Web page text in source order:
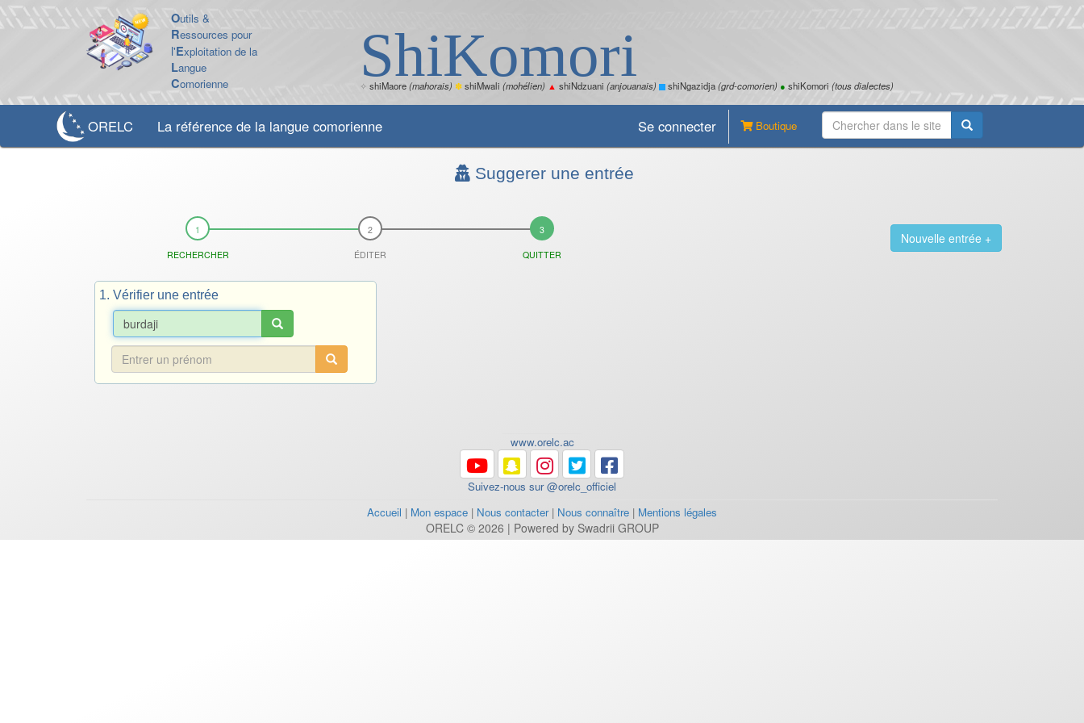
Outils &
Ressources pour
l'Exploitation de la
Langue
Comorienne ShiKomori
✧ shiMaore(mahorais) ✽shiMwali (mohélien) ▲ shiNdzuani (anjouanais) shiNgazidja(grd-comorien) ● shiKomori (tous dialectes)
ORELC La référence de la langue comorienne Boutique
Se connecter
Suggerer une entrée
RECHERCHER ÉDITER QUITTER
Nouvelle entrée +
1. Vérifier une entrée
www.orelc.ac
Suivez-nous sur @orelc_officiel
Accueil | Mon espace | Nous contacter| Nous connaître | Mentions légales
ORELC © 2026 | Powered by Swadrii GROUP